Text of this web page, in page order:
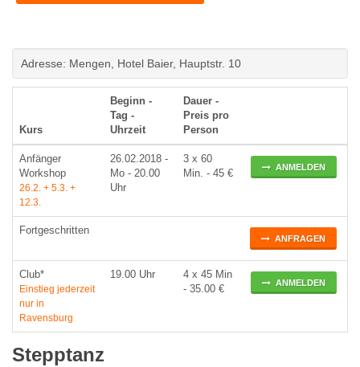
Adresse: Mengen, Hotel Baier, Hauptstr. 10
Kurs
Beginn -
Tag -
Uhrzeit
Dauer -
Preis pro
Person
Anfänger
Workshop
26.2. + 5.3. +
12.3.
26.02.2018 -
Mo - 20.00
Uhr
3 x 60
Min. - 45 €
ANMELDEN
Fortgeschritten
ANFRAGEN
Club*
Einstieg jederzeit
nur in
Ravensburg
19.00 Uhr
4 x 45 Min
- 35.00 €
ANMELDEN
Stepptanz